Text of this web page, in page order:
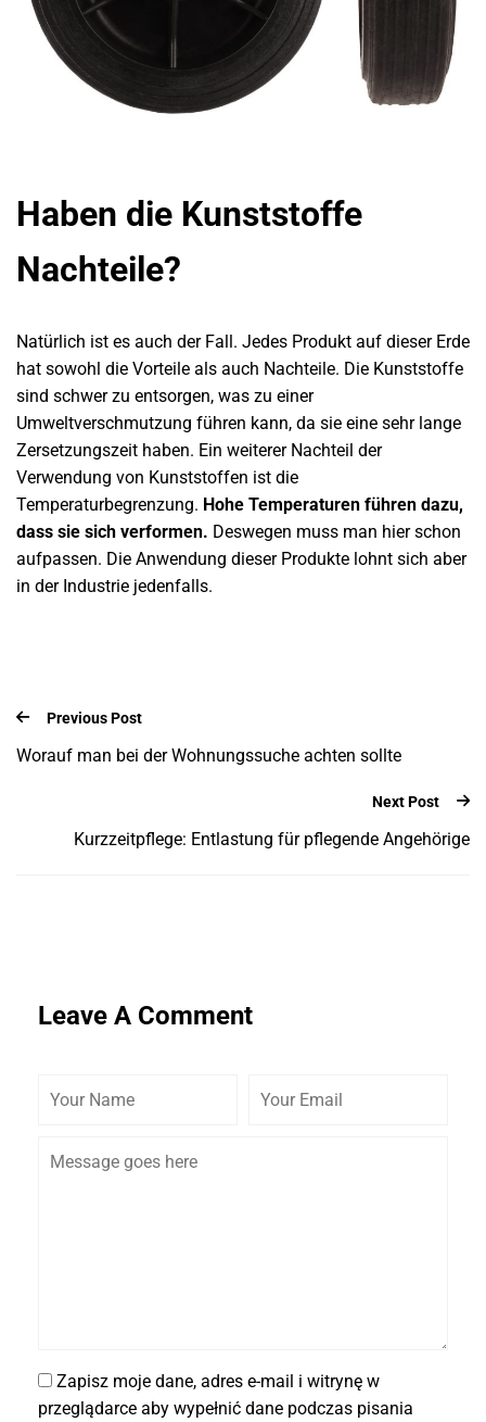
Haben die Kunststoffe
Nachteile?
Natürlich ist es auch der Fall. Jedes Produkt auf dieser Erde
hat sowohl die Vorteile als auch Nachteile. Die Kunststoffe
sind schwer zu entsorgen, was zu einer
Umweltverschmutzung führen kann, da sie eine sehr lange
Zersetzungszeit haben. Ein weiterer Nachteil der
Verwendung von Kunststoffen ist die
Temperaturbegrenzung. Hohe Temperaturen führen dazu,
dass sie sich verformen. Deswegen muss man hier schon
aufpassen. Die Anwendung dieser Produkte lohnt sich aber
in der Industrie jedenfalls.
Previous Post
Worauf man bei der Wohnungssuche achten sollte
Next Post
Kurzzeitpflege: Entlastung für pflegende Angehörige
Leave A Comment
Zapisz moje dane, adres e-mail i witrynę w
przeglądarce aby wypełnić dane podczas pisania